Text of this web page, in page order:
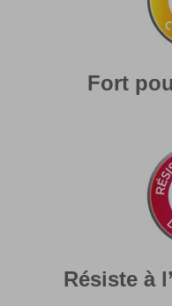
Fort
Résiste à